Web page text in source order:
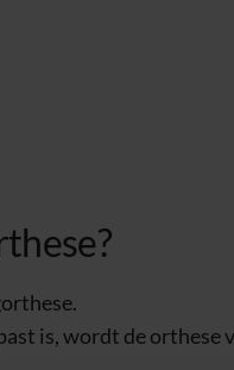
is, wordt de orthese